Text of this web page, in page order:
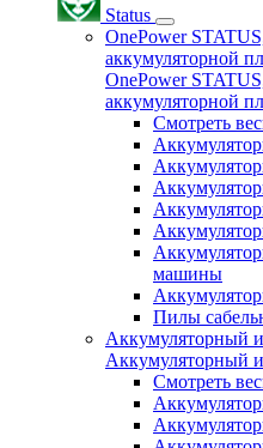
Status
OnePower
аккумуляторной
OnePower
аккумуляторной
Смотреть
машины
Пилы
Аккумуляторный
Аккумуляторный
Смотреть